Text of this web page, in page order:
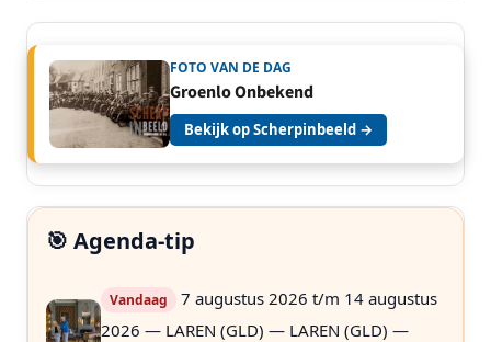
FOTO VAN DE DAG
Groenlo Onbekend
Bekijk op Scherpinbeeld →
🎯 Agenda-tip
Vandaag
7 augustus 2026 t/m 14 augustus
2026 — LAREN (GLD) — LAREN (GLD) —